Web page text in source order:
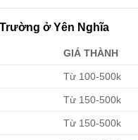
ở Yên Nghĩa
GIÁ THÀNH
Từ 100-500k
Từ 150-500k
Từ 150-500k